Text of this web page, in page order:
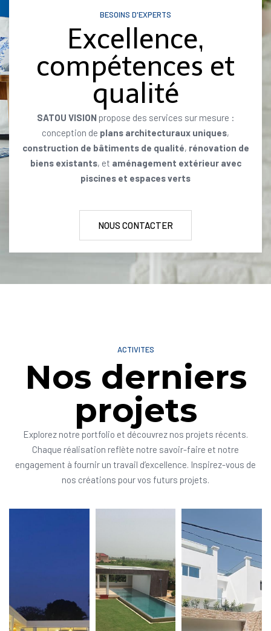
BESOINS D'EXPERTS
Excellence,
compétences et
qualité
SATOU VISION propose des services sur mesure :
conception de plans architecturaux uniques,
construction de bâtiments de qualité, rénovation de
biens existants, et aménagement extérieur avec
piscines et espaces verts
NOUS CONTACTER
ACTIVITES
Nos derniers
projets
Explorez notre portfolio et découvrez nos projets récents.
Chaque réalisation reflète notre savoir-faire et notre
engagement à fournir un travail d’excellence. Inspirez-vous de
nos créations pour vos futurs projets.